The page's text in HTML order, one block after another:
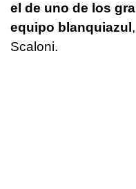
el de uno de los
equipo blanquiazul
Scaloni.